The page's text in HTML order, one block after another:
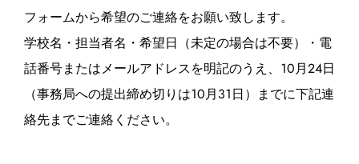
フォームから希望のご連絡をお願い致します。
学校名・担当者名・希望日（未定の場合は不要）・電
話番号またはメールアドレスを明記のうえ、10月24日
（事務局への提出締め切りは10月31日）までに下記連
絡先までご連絡ください。